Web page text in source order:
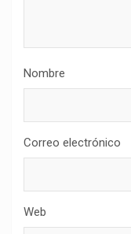
Nombre
Correo electrónico
Web